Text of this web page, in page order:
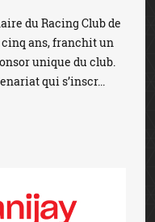
du Racing Club de
cinq ans, franchit un
unique du club.
qui s’inscr...